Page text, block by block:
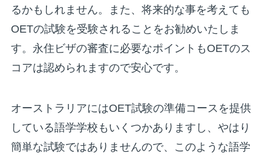
るかもしれません。また、将来的な事を考えても
OETの試験を受験されることをお勧めいたしま
す。永住ビザの審査に必要なポイントもOETのス
コアは認められますので安心です。
オーストラリアにはOET試験の準備コースを提供
している語学学校もいくつかありますし、やはり
簡単な試験ではありませんので、このような語学